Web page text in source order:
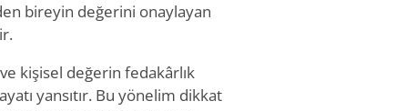
bireyin değerini onaylayan
kişisel değerin fedakârlık
yansıtır. Bu yönelim dikkat